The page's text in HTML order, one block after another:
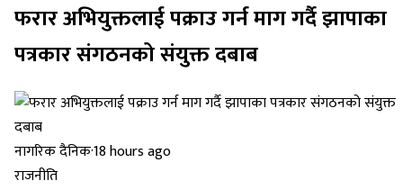
फरार अभियुक्तलाई पक्राउ गर्न माग गर्दै झापाका
पत्रकार संगठनको संयुक्त दबाब
नागरिक दैनिक·18 hours ago
राजनीति